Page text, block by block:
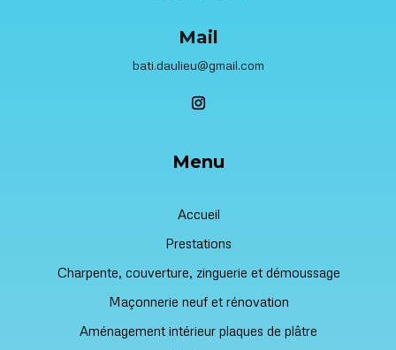
Mail
bati.daulieu@gmail.com
Menu
Accueil
Prestations
Charpente, couverture, zinguerie et démoussage
Maçonnerie neuf et rénovation
Aménagement intérieur plaques de plâtre